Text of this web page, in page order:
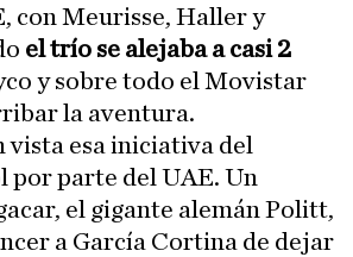
con Meurisse, Haller y
el trío se alejaba a casi 2
y sobre todo el Movistar
la aventura.
vista esa iniciativa del
por parte del UAE. Un
el gigante alemán Politt,
a García Cortina de dejar